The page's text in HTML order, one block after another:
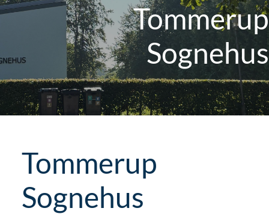
Tommerup
Sognehus
Tommerup
Sognehus